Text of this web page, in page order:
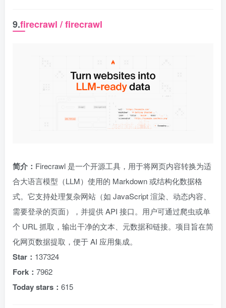
9.firecrawl / firecrawl
简介： Firecrawl 是一个开源工具，用于将网页内容转换为适
合大语言模型（LLM）使用的 Markdown 或结构化数据格
式。它支持处理复杂网站（如 JavaScript 渲染、动态内容、
需要登录的页面），并提供 API 接口。用户可通过爬虫或单
个 URL 抓取，输出干净的文本、元数据和链接。项目旨在简
化网页数据提取，便于 AI 应用集成。
Star： 137324
Fork： 7962
Today stars： 615